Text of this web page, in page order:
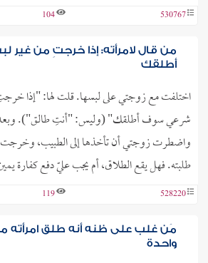
530767
104
من قال لامرأته: إذا خرجتِ من
أطلقك
اختلفت مع زوجتي على لبسها. قلت لها: "إذا
شرعي سوف أطلقك" (وليس: "أنتِ طالق"). وبعد
واضطرت زوجتي أن تأخذها إلى الطبيب،
طلبته. فهل يقع الطلاق، أم يجب عليّ دفع كفارة
528220
119
مَن غلب على ظنه أنه طلق امرأته
واحدة